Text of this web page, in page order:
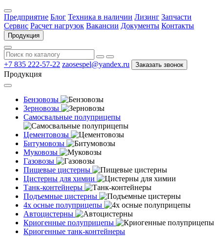
Предприятие Блог Техника в наличии Лизинг Запчасти
Сервис Расчет нагрузок Вакансии Документы Контакты
Продукция
+7 835 222-57-22 zaosespel@yandex.ru Заказать звонок
Продукция
Бензовозы
Зерновозы
Самосвальные полуприцепы
Цементовозы
Битумовозы
Муковозы
Газовозы
Пищевые цистерны
Цистерны для химии
Танк-контейнеры
Подъемные цистерны
4х осные полуприцепы
Автоцистерны
Криогенные полуприцепы
Криогенные танк-контейнеры